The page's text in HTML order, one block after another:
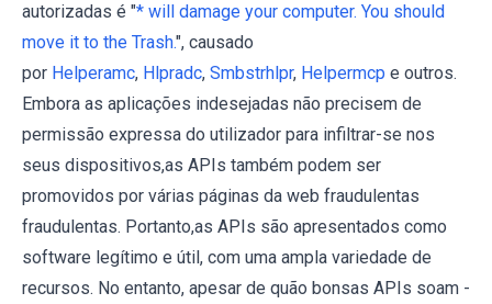
autorizadas é "* will damage your computer. You should
move it to the Trash.", causado
por Helperamc, Hlpradc, Smbstrhlpr, Helpermcp e outros.
Embora as aplicações indesejadas não precisem de
permissão expressa do utilizador para infiltrar-se nos
seus dispositivos,as APIs também podem ser
promovidos por várias páginas da web fraudulentas
fraudulentas. Portanto,as APIs são apresentados como
software legítimo e útil, com uma ampla variedade de
recursos. No entanto, apesar de quão bonsas APIs soam -